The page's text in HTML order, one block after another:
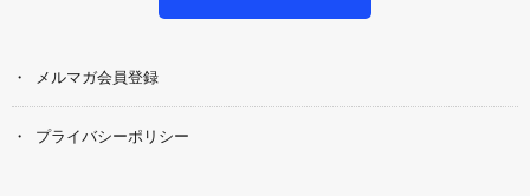
メルマガ会員登録
プライバシーポリシー